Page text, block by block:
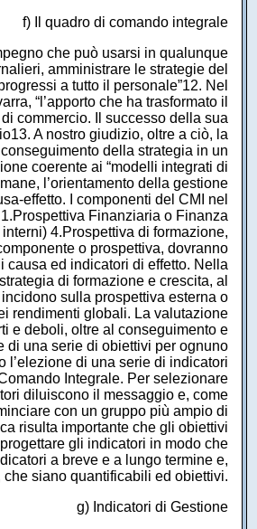
f) Il quadro di comando integrale
che può usarsi in qualunque
amministrare le strategie del
a tutto il personale”12. Nel
“l’apporto che ha trasformato il
commercio. Il successo della sua
A nostro giudizio, oltre a ciò, la
della strategia in un
coerente ai “modelli integrati di
l’orientamento della gestione
effetto. I componenti del CMI nel
Finanziaria o Finanza
4.Prospettiva di formazione,
o prospettiva, dovranno
causa ed indicatori di effetto. Nella
di formazione e crescita, al
sulla prospettiva esterna o
rendimenti globali. La valutazione
e deboli, oltre al conseguimento e
di una serie di obiettivi per ognuno
l’elezione di una serie di indicatori
Integrale. Per selezionare
diluiscono il messaggio e, come
con un gruppo più ampio di
risulta importante che gli obiettivi
gli indicatori in modo che
a breve e a lungo termine e,
siano quantificabili ed obiettivi.
g) Indicatori di Gestione